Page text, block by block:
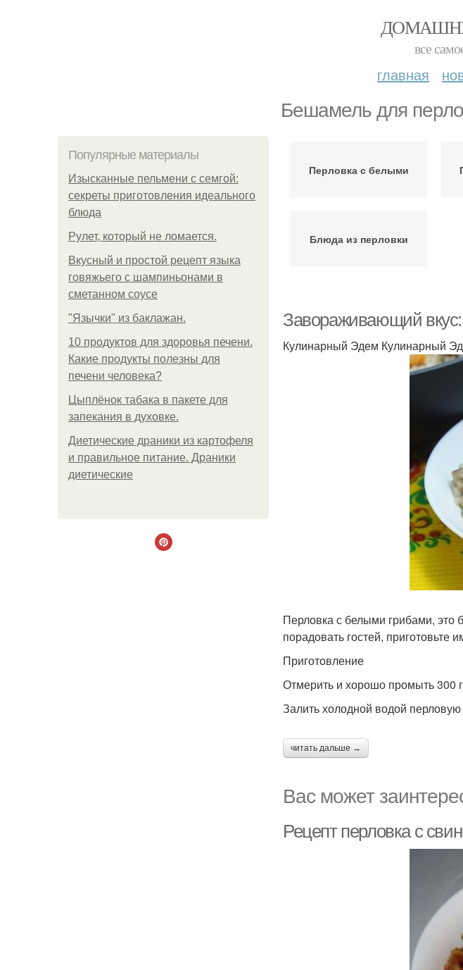
все
главная
Бешамель для
Популярные материалы
Изысканные пельмени с семгой:
секреты приготовления идеального
блюда
Рулет, который не ломается.
Вкусный и простой рецепт языка
говяжьего с шампиньонами в
сметанном соусе
"Язычки" из баклажан.
10 продуктов для здоровья печени.
Какие продукты полезны для
печени человека?
Цыплёнок табака в пакете для
запекания в духовке.
Диетические драники из картофеля
и правильное питание. Драники
диетические
Перловка с белыми
Блюда из перловки
Завораживающий
Кулинарный Эдем Кулинарный
Перловка с белыми грибами, это
порадовать гостей,
Приготовление
Отмерить и хорошо промыть 300
Залить холодной водой
читать дальше →
Вас может
Рецепт перловка с